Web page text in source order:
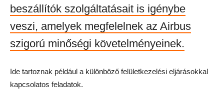
beszállítók szolgáltatásait is igénybe
veszi, amelyek megfelelnek az Airbus
szigorú minőségi követelményeinek.
Ide tartoznak például a különböző felületkezelési eljárásokkal
kapcsolatos feladatok.